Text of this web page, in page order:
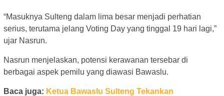
“Masuknya Sulteng dalam lima besar menjadi perhatian
serius, terutama jelang Voting Day yang tinggal 19 hari lagi,”
ujar Nasrun.
Nasrun menjelaskan, potensi kerawanan tersebar di
berbagai aspek pemilu yang diawasi Bawaslu.
Baca juga: Ketua Bawaslu Sulteng Tekankan